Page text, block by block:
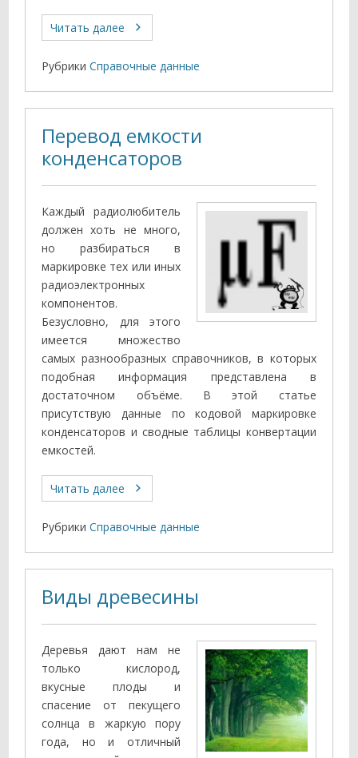
Читать далее
Рубрики Справочные данные
Перевод емкости
конденсаторов
Каждый радиолюбитель
должен хоть не много,
но разбираться в
маркировке тех или иных
радиоэлектронных
компонентов.
Безусловно, для этого
имеется множество
самых разнообразных справочников, в которых
подобная информация представлена в
достаточном объёме. В этой статье
присутствую данные по кодовой маркировке
конденсаторов и сводные таблицы конвертации
емкостей.
Читать далее
Рубрики Справочные данные
Виды древесины
Деревья дают нам не
только кислород,
вкусные плоды и
спасение от пекущего
солнца в жаркую пору
года, но и отличный